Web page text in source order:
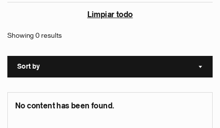
Limpiar todo
Showing 0 results
Sort by Sort
No content has been found.